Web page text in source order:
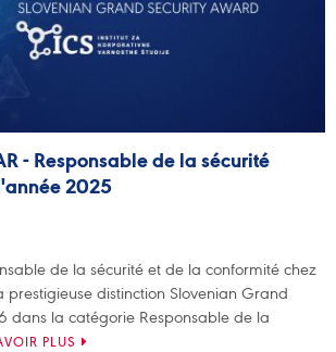
- Responsable de la sécurité
2025
de la sécurité et de la conformité chez
prestigieuse distinction Slovenian Grand
dans la catégorie Responsable de la
PLUS